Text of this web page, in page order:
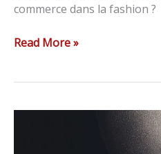
commerce dans la fashion ?
Read More »